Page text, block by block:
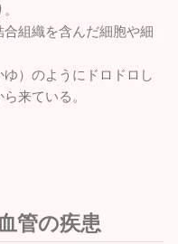
組織を含んだ細胞や細
）のようにドロドロし
来ている。
管の疾患